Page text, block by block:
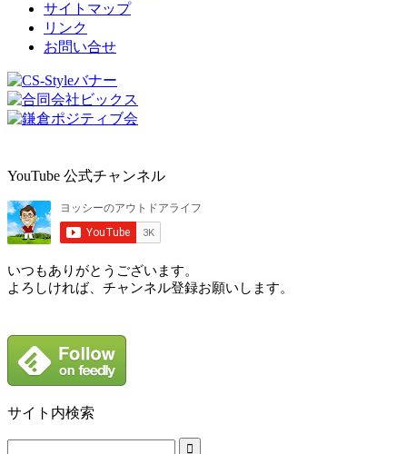
サイトマップ
リンク
お問い合せ
YouTube 公式チャンネル
いつもありがとうございます。
よろしければ、チャンネル登録お願いします。
サイト内検索